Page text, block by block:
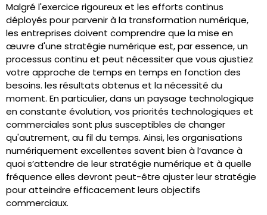
Malgré l'exercice rigoureux et les efforts continus
déployés pour parvenir à la transformation numérique,
les entreprises doivent comprendre que la mise en
œuvre d'une stratégie numérique est, par essence, un
processus continu et peut nécessiter que vous ajustiez
votre approche de temps en temps en fonction des
besoins. les résultats obtenus et la nécessité du
moment. En particulier, dans un paysage technologique
en constante évolution, vos priorités technologiques et
commerciales sont plus susceptibles de changer
qu'autrement, au fil du temps. Ainsi, les organisations
numériquement excellentes savent bien à l’avance à
quoi s’attendre de leur stratégie numérique et à quelle
fréquence elles devront peut-être ajuster leur stratégie
pour atteindre efficacement leurs objectifs
commerciaux.